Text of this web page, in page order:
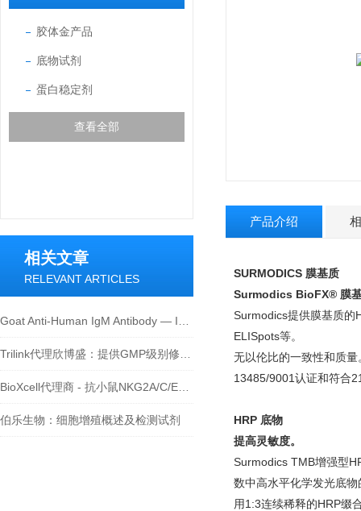
胶体金产品
底物试剂
蛋白稳定剂
查看全部
相关文章
RELEVANT ARTICLES
伯乐生物：细胞增殖概述及检测试剂
产品介绍
SURMODICS 膜基质
Surmodics BioFX® 膜
Surmodics提供膜基质的
ELISpots等。
无以伦比的一致性和质
13485/9001认证和符合
HRP 底物
提高灵敏度。
Surmodics TMB增强型
数中高水平化学发光底
用1:3连续稀释的HRP缀